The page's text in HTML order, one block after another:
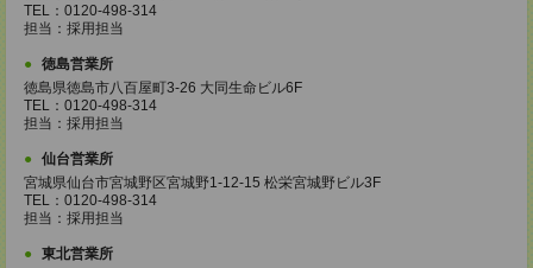
TEL：0120-498-314
担当：採用担当
徳島営業所
徳島県徳島市八百屋町3-26 大同生命ビル6F
TEL：0120-498-314
担当：採用担当
仙台営業所
宮城県仙台市宮城野区宮城野1-12-15 松栄宮城野ビル3F
TEL：0120-498-314
担当：採用担当
東北営業所